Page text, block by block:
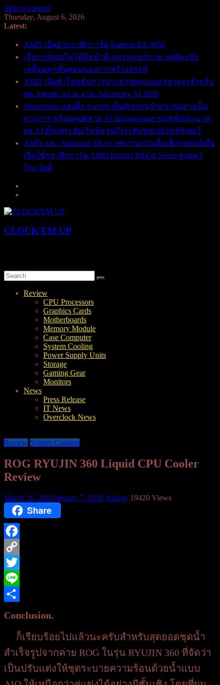
Skip to content
Thursday, August 6, 2026
Latest:
AMD เปิดตัวกราฟิกการ์ด Radeon RX 9050
เมื่อการ์ดจอไม่ได้มีหน้าที่แค่เรนเดอร์ภาพ แต่ต้องขับ
เคลื่อนทุกขั้นตอนของการสร้างสรรค์
AMD เปิดตัวโซลูชันการประมวลผลแบบครบวงจรสำหรับ
ยุค Agentic AI ณ งาน Advancing AI 2026
Supermicro แต่งตั้ง Ascenti เป็นตัวแทนจำหน่ายอย่างเป็น
ทางการ พร้อมลุยตลาด AI Infrastructure ขุมพลังประมวล
ผล AI ตั้งแต่ระดับเริ่มต้นจนถึงระดับซุปเปอร์คลัสเตอร์
AMD และ Anthropic ประกาศความร่วมมือเชิงกลยุทธ์เพื่อ
เปิดใช้กราฟิกการ์ด AMD Instinct MI450 Series สูงสุด 2
กิกะวัตต์
CLOCK'EM UP
Review
CPU Processors
Graphics Cards
Motherboards
Memory Module
Case Computer
System Cooling
Power Supply Units
Storage
Gaming Gear
Monitors
News
Press Release
IT News
Overclock News
Review System Cooling
ROG RYUJIN 360 Liquid CPU Cooler
Review
March 26, 2019January 7, 2020 Audigy 19420 Views
Share
Facebook
Copy
Link
Twitter
Line
Conclusion.
ก็เรียบร้อยไปแล้วนะครับสำหรับสุดยอดชุดน้ำ
สำเร็จรูปจากค่าย ROG ในรุ่น RYUJIN 360 ที่จัดว่า
เป็นปรับแต่งให้ชุดระบายความร้อนด้วยน้ำแบบ